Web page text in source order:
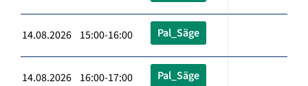
14.08.2026 15:00-16:00 Pal_Säge
14.08.2026 16:00-17:00 Pal_Säge